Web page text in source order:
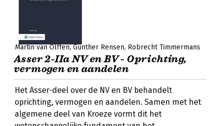
Martin van Olffen Günther Rensen Robrecht Timmermans
Asser 2-IIa NV en BV - Oprichting,
vermogen en aandelen
Het Asser-deel over de NV en BV behandelt
oprichting, vermogen en aandelen. Samen met het
algemene deel van Kroeze vormt dit het